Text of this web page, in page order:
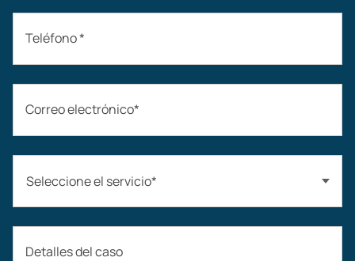
Teléfono *
Correo electrónico*
Seleccione el servicio*
Accidentes automovilísticos
Detalles del caso